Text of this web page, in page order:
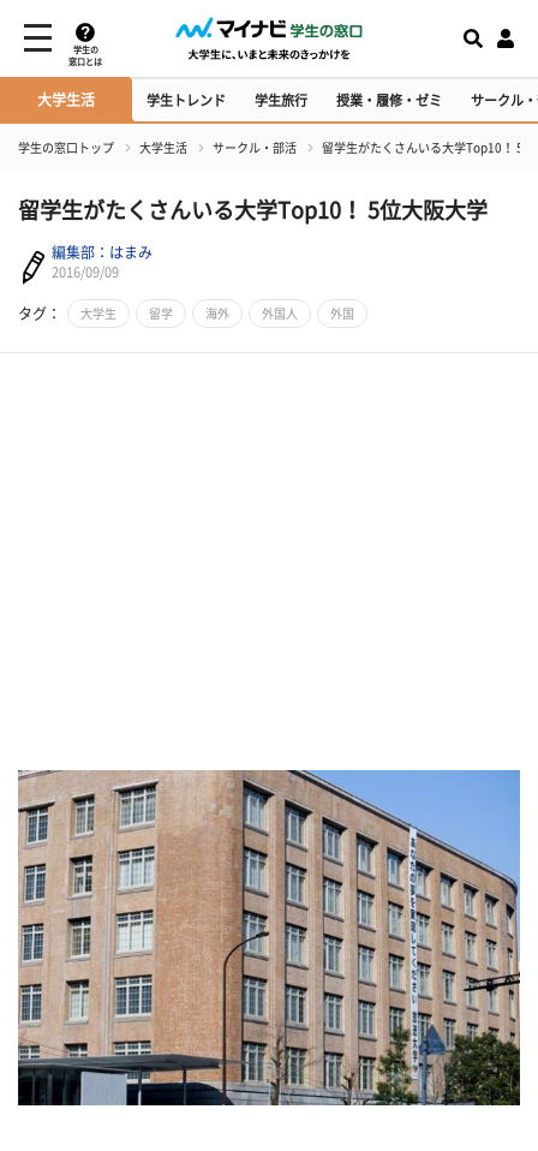
学生の
窓口とは
大学生活 学生トレンド 学生旅行 授業・履修・ゼミ サークル
学生の窓口トップ 大学生活 サークル・部活 留学生がたくさんいる大学Top10！ 5位
留学生がたくさんいる大学Top10！ 5位大阪大学
編集部：はまみ
2016/09/09
タグ： 大学生 留学 海外 外国人 外国